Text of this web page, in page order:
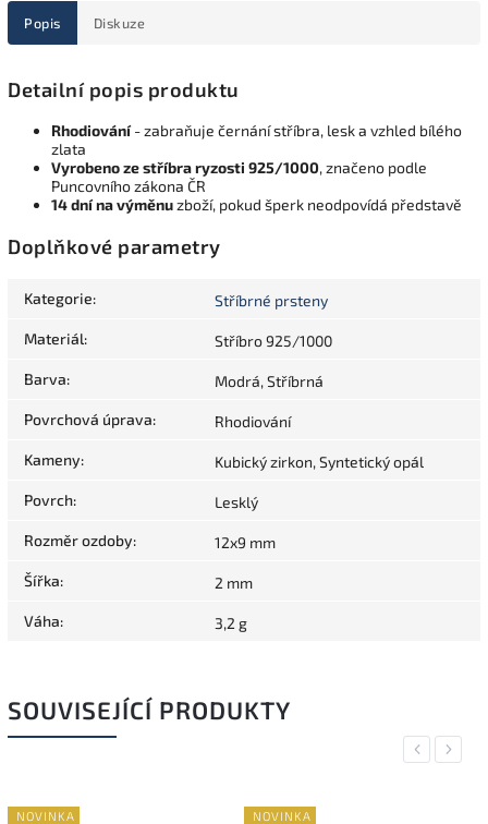
Popis Diskuze
Detailní popis produktu
Rhodiování- zabraňuje černání stříbra, lesk a vzhled bílého
zlata
Vyrobeno ze stříbra ryzosti 925/1000, značeno podle
Puncovního zákona ČR
14 dní na výměnuzboží, pokud šperk neodpovídá představě
Doplňkové parametry
Kategorie: Stříbrné prsteny
Materiál: Stříbro 925/1000
Barva: Modrá, Stříbrná
Povrchová úprava: Rhodiování
Kameny: Kubický zirkon, Syntetický opál
Povrch: Lesklý
Rozměr ozdoby: 12x9 mm
Šířka: 2 mm
Váha: 3,2 g
SOUVISEJÍCÍ PRODUKTY
Previous
NOVINKA NOVINKA
Next